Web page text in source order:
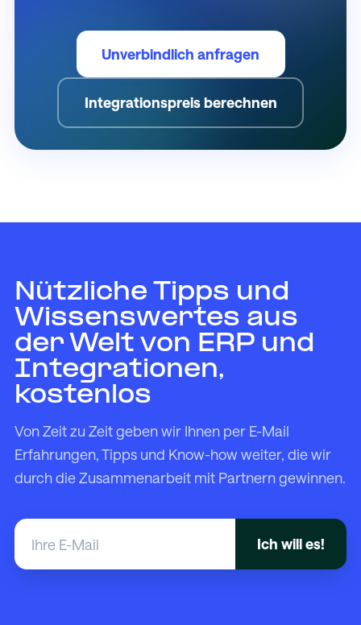
Unverbindlich anfragen
Integrationspreis berechnen
Nützliche Tipps und
Wissenswertes aus
der Welt von ERP und
Integrationen,
kostenlos
Von Zeit zu Zeit geben wir Ihnen per E-Mail
Erfahrungen, Tipps und Know-how weiter, die wir
durch die Zusammenarbeit mit Partnern gewinnen.